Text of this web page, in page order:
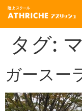
タグ:
ガースー